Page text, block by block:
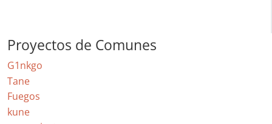
Proyectos de Comunes
G1nkgo
Tane
Fuegos
kune